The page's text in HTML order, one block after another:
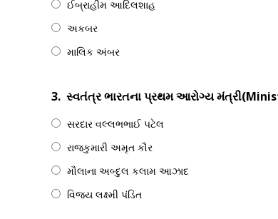
ઈબ્રાહીમ આદિલશાહ
અકબર
માલિક અંબર
3. સ્વતંત્ર ભારતના પ્રથમ આરોગ્ય
સરદાર વલ્લભભાઈ પટેલ
રાજકુમારી અમૃત કૌર
મૌલાના અબ્દુલ કલામ આઝાદ
વિજય લક્ષ્મી પંડિત